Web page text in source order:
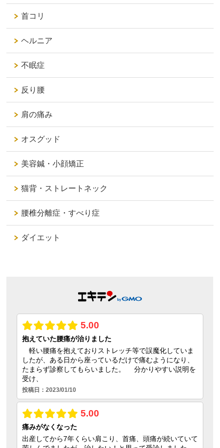
首コリ
ヘルニア
不眠症
反り腰
肩の痛み
オスグッド
美容鍼・小顔矯正
猫背・ストレートネック
腰椎分離症・すべり症
ダイエット